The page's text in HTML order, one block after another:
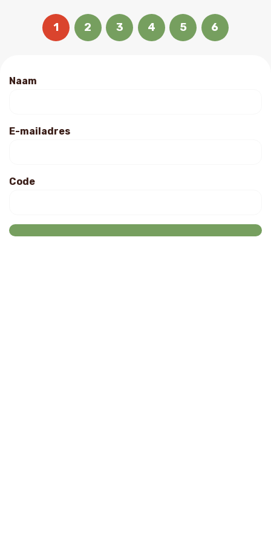
1 2 3 4 5 6
Naam
E-mailadres
Code